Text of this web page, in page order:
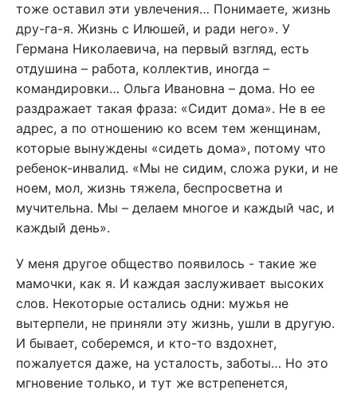
тоже оставил эти увлечения… Понимаете, жизнь
дру-га-я. Жизнь с Илюшей, и ради него». У
Германа Николаевича, на первый взгляд, есть
отдушина – работа, коллектив, иногда –
командировки… Ольга Ивановна – дома. Но ее
раздражает такая фраза: «Сидит дома». Не в ее
адрес, а по отношению ко всем тем женщинам,
которые вынуждены «сидеть дома», потому что
ребенок-инвалид. «Мы не сидим, сложа руки, и не
ноем, мол, жизнь тяжела, беспросветна и
мучительна. Мы – делаем многое и каждый час, и
каждый день».
У меня другое общество появилось - такие же
мамочки, как я. И каждая заслуживает высоких
слов. Некоторые остались одни: мужья не
вытерпели, не приняли эту жизнь, ушли в другую.
И бывает, соберемся, и кто-то вздохнет,
пожалуется даже, на усталость, заботы… Но это
мгновение только, и тут же встрепенется,